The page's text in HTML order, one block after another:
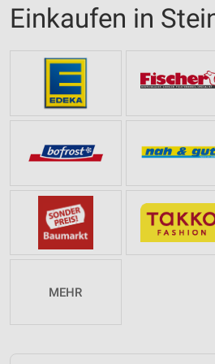
Einkaufen in
MEHR